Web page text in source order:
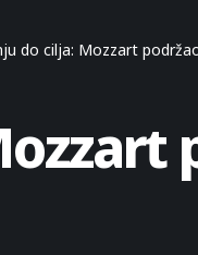
do cilja: Mozzart